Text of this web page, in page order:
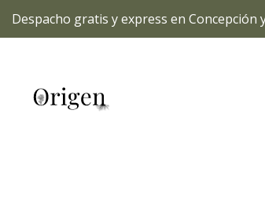
Despacho gratis y express en Concepción